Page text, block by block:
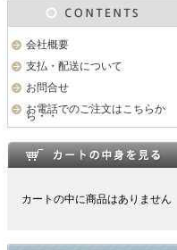
会社概要
支払・配送について
お問合せ
お電話でのご注文はこちらか
ら・・
カートの中に商品はありません